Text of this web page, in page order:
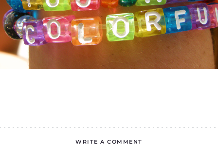
WRITE A COMMENT